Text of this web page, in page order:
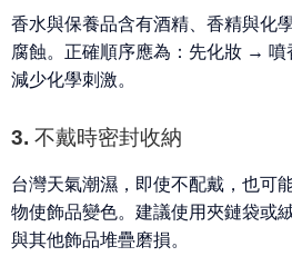
香水與保養品含有酒精、香精與化
腐蝕。正確順序應為： 先化妝 → 噴
減少化學刺激。
3. 不戴時密封收納
台灣天氣潮濕，即使不配戴，也可
物使飾品變色。建議使用夾鏈袋或
與其他飾品堆疊磨損。